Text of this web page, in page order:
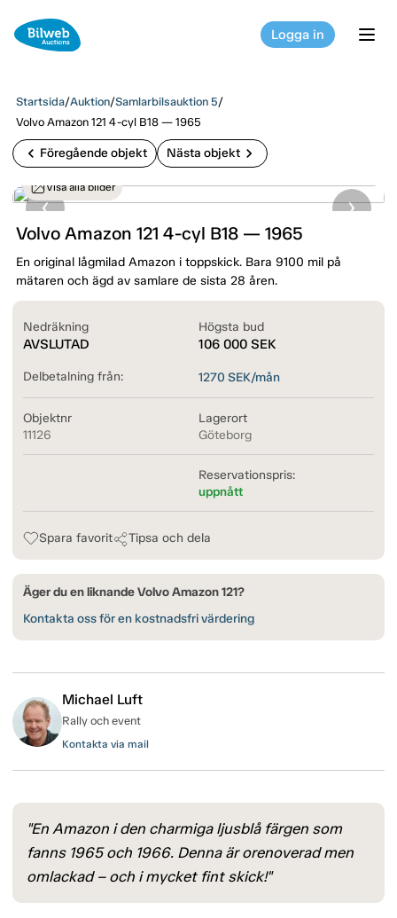
Logga in
Startsida/Auktion/Samlarbilsauktion 5/
Volvo Amazon 121 4-cyl B18 — 1965
chevron_left Föregående objekt Nästa objekt chevron_right
Visa alla bilder
Volvo Amazon 121 4-cyl B18 — 1965
En original lågmilad Amazon i toppskick. Bara 9100 mil på
mätaren och ägd av samlare de sista 28 åren.
Nedräkning
AVSLUTAD
Högsta bud
106 000 SEK
Delbetalning från: 1270 SEK/mån
Objektnr
11126
Lagerort
Göteborg
Reservationspris:
uppnått
Spara favorit Tipsa och dela
Äger du en liknande Volvo Amazon 121?
Kontakta oss för en kostnadsfri värdering
Michael Luft
Rally och event
Kontakta via mail
"En Amazon i den charmiga ljusblå färgen som
fanns 1965 och 1966. Denna är orenoverad men
omlackad – och i mycket fint skick!"